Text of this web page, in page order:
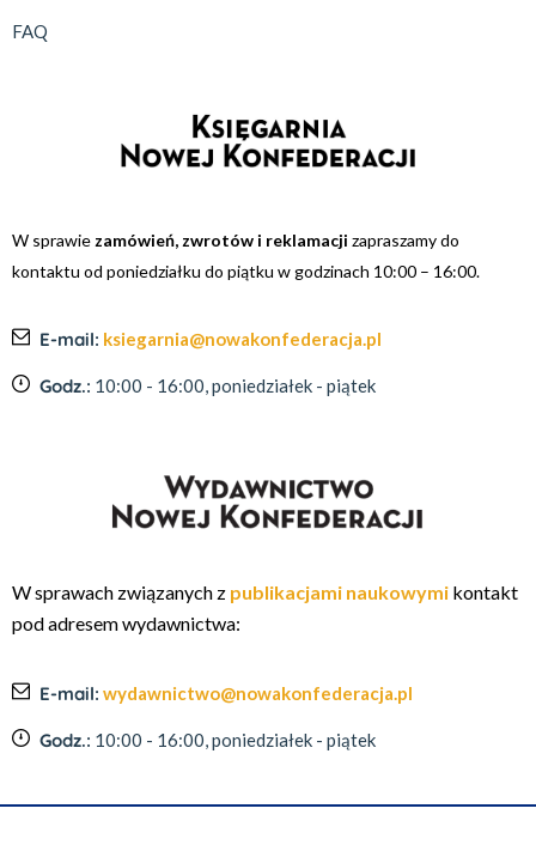
FAQ
W sprawie zamówień, zwrotów i reklamacji zapraszamy do
kontaktu od poniedziałku do piątku w godzinach 10:00 – 16:00.
E-mail: ksiegarnia@nowakonfederacja.pl
Godz.: 10:00 - 16:00, poniedziałek - piątek
W sprawach związanych z publikacjami naukowymi kontakt
pod adresem wydawnictwa:
E-mail: wydawnictwo@nowakonfederacja.pl
Godz.: 10:00 - 16:00, poniedziałek - piątek